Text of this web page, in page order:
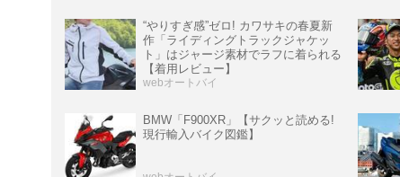
“やりすぎ感”ゼロ! カワサキの春夏新
作「ライディングトラックジャケッ
ト」はジャージ素材でラフに着られる
【着用レビュー】
webオートバイ
BMW「F900XR」【サクッと読める!
現行輸入バイク図鑑】